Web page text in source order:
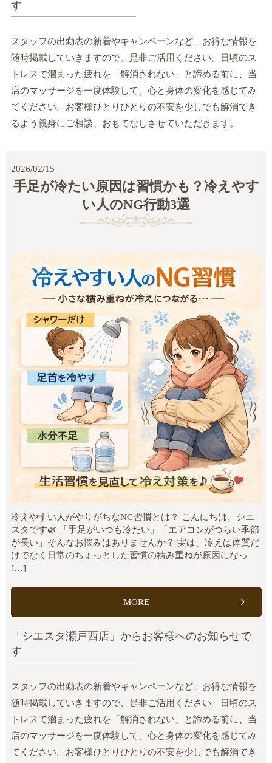
す
スタッフの出勤表の新着やキャンペーンなど、お得な情報を
随時掲載していきますので、是非ご活用ください。日頃のス
トレスで溜まった疲れを「解消されない」と諦める前に、当
店のマッサージを一度体験して、心と身体の変化を感じてみ
てください。お客様ひとりひとりの不安を少しでも解消でき
るよう親身にご相談、おもてなしさせていただきます。
2026/02/15
手足が冷たい原因は習慣かも？冷えやす
い人のNG行動3選
冷えやすい人がやりがちなNG習慣とは？ こんにちは、シエ
スタです🌿 「手足がいつも冷たい」「エアコンがつらい季節
が長い」そんなお悩みはありませんか？ 実は、冷えは体質だ
けでなく日常のちょっとした習慣の積み重ねが原因になっ
[…]
MORE
「シエスタ瀬戸西店」からお客様へのお知らせで
す
スタッフの出勤表の新着やキャンペーンなど、お得な情報を
随時掲載していきますので、是非ご活用ください。日頃のス
トレスで溜まった疲れを「解消されない」と諦める前に、当
店のマッサージを一度体験して、心と身体の変化を感じてみ
てください。お客様ひとりひとりの不安を少しでも解消でき